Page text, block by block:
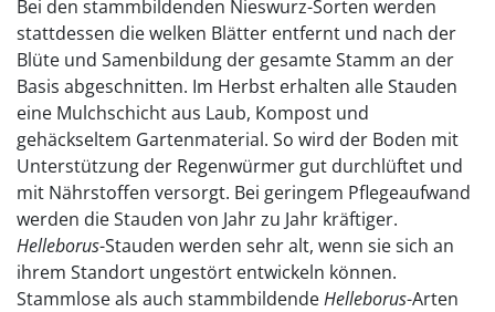
Bei den stammbildenden Nieswurz-Sorten werden
stattdessen die welken Blätter entfernt und nach der
Blüte und Samenbildung der gesamte Stamm an der
Basis abgeschnitten. Im Herbst erhalten alle Stauden
eine Mulchschicht aus Laub, Kompost und
gehäckseltem Gartenmaterial. So wird der Boden mit
Unterstützung der Regenwürmer gut durchlüftet und
mit Nährstoffen versorgt. Bei geringem Pflegeaufwand
werden die Stauden von Jahr zu Jahr kräftiger.
Helleborus-Stauden werden sehr alt, wenn sie sich an
ihrem Standort ungestört entwickeln können.
Stammlose als auch stammbildendeHelleborus-Arten